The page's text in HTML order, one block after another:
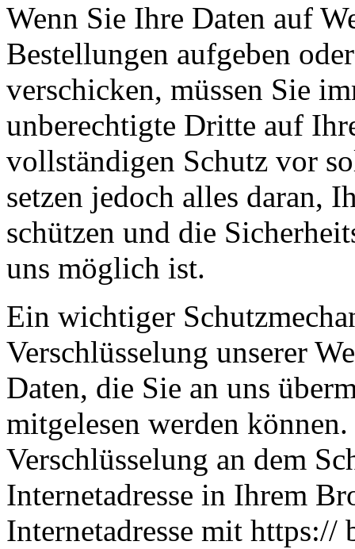
Wenn Sie Ihre Daten auf
Bestellungen aufgeben
verschicken, müssen Sie
unberechtigte Dritte auf
vollständigen Schutz vor
setzen jedoch alles daran,
schützen und die
uns möglich ist.
Ein wichtiger
Verschlüsselung unserer
Daten, die Sie an uns
mitgelesen werden
Verschlüsselung an dem
Internetadresse in Ihrem
Internetadresse mit